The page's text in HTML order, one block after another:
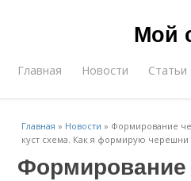
Мой
Главная Новости Статьи
Главная » Новости » Формирование
куст схема. Как я формирую черешни